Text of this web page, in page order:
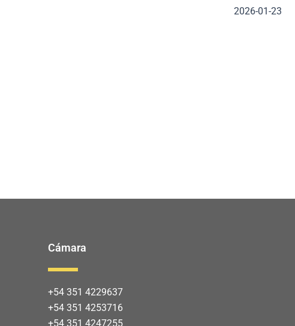
2026-01-23
Cámara
+54 351 4229637
+54 351 4253716
+54 351 4247255